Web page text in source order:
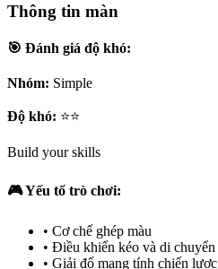
Thông tin màn
🎯 Đánh giá độ khó:
Nhóm: Simple
Độ khó: ⭐⭐
Build your skills
🎮 Yếu tố trò chơi:
• Cơ chế ghép màu
• Điều khiển kéo và di chuyển
• Giải đố mang tính chiến lược